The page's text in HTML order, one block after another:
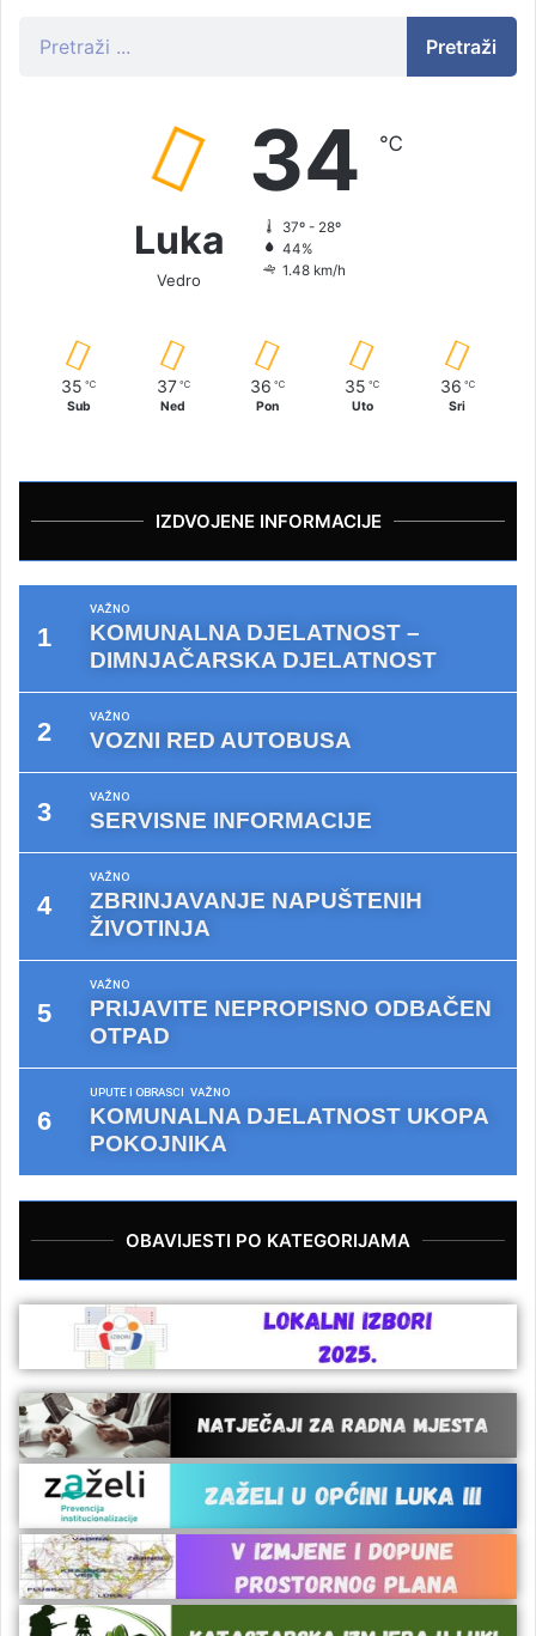
Pretraži
Luka
Vedro
34 ℃
37º - 28º
44%
1.48 km/h
35 ℃
Sub
37 ℃
Ned
36 ℃
Pon
35 ℃
Uto
36 ℃
Sri
IZDVOJENE INFORMACIJE
VAŽNO
KOMUNALNA DJELATNOST –
DIMNJAČARSKA DJELATNOST
VAŽNO
VOZNI RED AUTOBUSA
VAŽNO
SERVISNE INFORMACIJE
VAŽNO
ZBRINJAVANJE NAPUŠTENIH
ŽIVOTINJA
VAŽNO
PRIJAVITE NEPROPISNO ODBAČEN
OTPAD
UPUTE I OBRASCI VAŽNO
KOMUNALNA DJELATNOST UKOPA
POKOJNIKA
OBAVIJESTI PO KATEGORIJAMA